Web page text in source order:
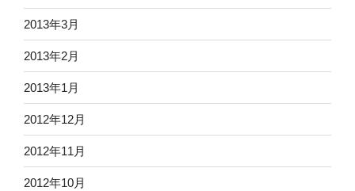
2013年3月
2013年2月
2013年1月
2012年12月
2012年11月
2012年10月